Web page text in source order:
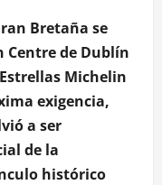
Bretaña se
Centre de Dublín
Michelin
exigencia,
a ser
de la
histórico